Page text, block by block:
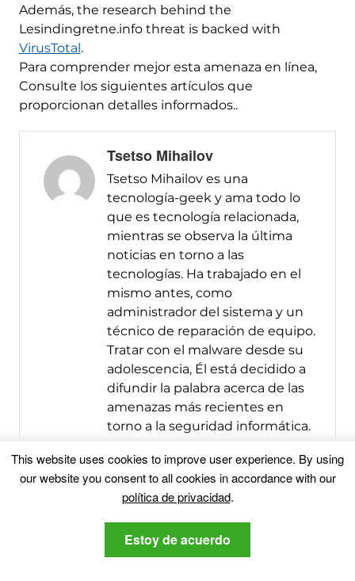
Además, the research behind the
Lesindingretne.info threat is backed with
VirusTotal .
Para comprender mejor esta amenaza en línea,
Consulte los siguientes artículos que
proporcionan detalles informados..
Tsetso Mihailov
Tsetso Mihailov es una
tecnología-geek y ama todo lo
que es tecnología relacionada,
mientras se observa la última
noticias en torno a las
tecnologías. Ha trabajado en el
mismo antes, como
administrador del sistema y un
técnico de reparación de equipo.
Tratar con el malware desde su
adolescencia, Él está decidido a
difundir la palabra acerca de las
amenazas más recientes en
torno a la seguridad informática.
Más Mensajes
This website uses cookies to improve user experience. By using
our website you consent to all cookies in accordance with our
política de privacidad.
Estoy de acuerdo